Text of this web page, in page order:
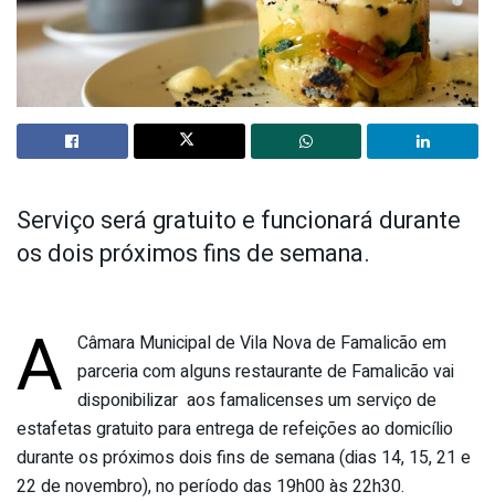
Serviço será gratuito e funcionará durante
os dois próximos fins de semana.
A Câmara Municipal de Vila Nova de Famalicão em
parceria com alguns restaurante de Famalicão vai
disponibilizar aos famalicenses um serviço de
estafetas gratuito para entrega de refeições ao domicílio
durante os próximos dois fins de semana (dias 14, 15, 21 e
22 de novembro), no período das 19h00 às 22h30.